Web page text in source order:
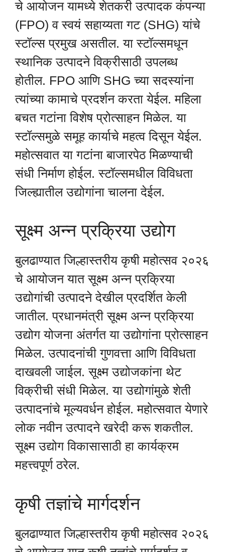
चे आयोजन यामध्ये शेतकरी उत्पादक कंपन्या
(FPO) व स्वयं सहाय्यता गट (SHG) यांचे
स्टॉल्स प्रमुख असतील. या स्टॉल्समधून
स्थानिक उत्पादने विक्रीसाठी उपलब्ध
होतील. FPO आणि SHG च्या सदस्यांना
त्यांच्या कामाचे प्रदर्शन करता येईल. महिला
बचत गटांना विशेष प्रोत्साहन मिळेल. या
स्टॉल्समुळे समूह कार्याचे महत्व दिसून येईल.
महोत्सवात या गटांना बाजारपेठ मिळण्याची
संधी निर्माण होईल. स्टॉल्समधील विविधता
जिल्ह्यातील उद्योगांना चालना देईल.
सूक्ष्म अन्न प्रक्रिया उद्योग
बुलढाण्यात जिल्हास्तरीय कृषी महोत्सव २०२६
चे आयोजन यात सूक्ष्म अन्न प्रक्रिया
उद्योगांची उत्पादने देखील प्रदर्शित केली
जातील. प्रधानमंत्री सूक्ष्म अन्न प्रक्रिया
उद्योग योजना अंतर्गत या उद्योगांना प्रोत्साहन
मिळेल. उत्पादनांची गुणवत्ता आणि विविधता
दाखवली जाईल. सूक्ष्म उद्योजकांना थेट
विक्रीची संधी मिळेल. या उद्योगांमुळे शेती
उत्पादनांचे मूल्यवर्धन होईल. महोत्सवात येणारे
लोक नवीन उत्पादने खरेदी करू शकतील.
सूक्ष्म उद्योग विकासासाठी हा कार्यक्रम
महत्त्वपूर्ण ठरेल.
कृषी तज्ञांचे मार्गदर्शन
बुलढाण्यात जिल्हास्तरीय कृषी महोत्सव २०२६